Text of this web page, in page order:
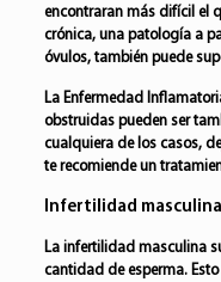
encontraran más difícil el
crónica, una patología a
óvulos, también puede
La Enfermedad
obstruidas pueden ser
cualquiera de los casos,
te recomiende un
Infertilidad masculina
La infertilidad masculina
cantidad de esperma.